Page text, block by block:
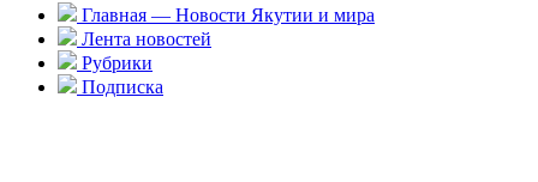
Главная — Новости Якутии и мира
Лента новостей
Рубрики
Подписка